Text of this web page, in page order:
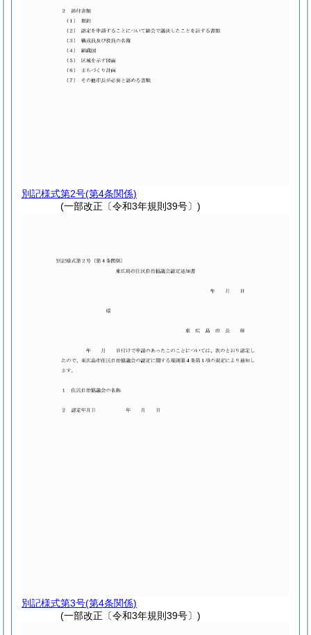
別記様式第2号(第4条関係)
(一部改正〔令和3年規則39号〕)
別記様式第3号(第4条関係)
(一部改正〔令和3年規則39号〕)